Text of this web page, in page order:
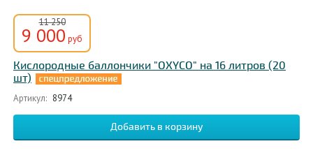
11 250
9 000 руб
Кислородные баллончики "OXYCO" на 16 литров (20
шт)
Артикул: 8974